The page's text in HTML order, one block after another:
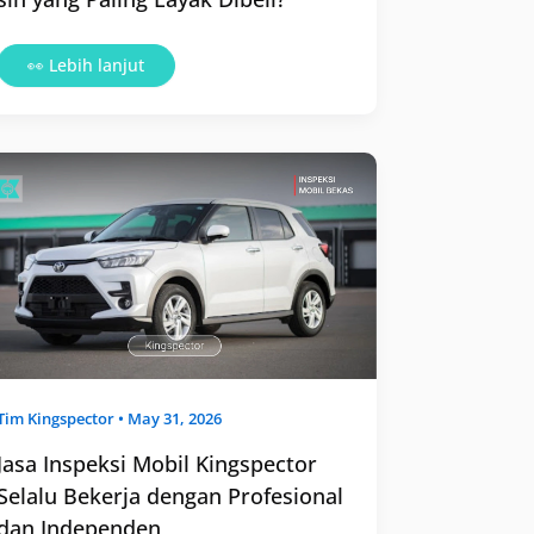
👀 Lebih lanjut
Kingspector • May 31, 2026
Inspeksi Mobil Kingspector
Bekerja dengan Profesional
Independen
Jasa
Inspeksi
Mobil
Kingspector
Selalu
Bekerja
dengan
Profesional
dan
Independen